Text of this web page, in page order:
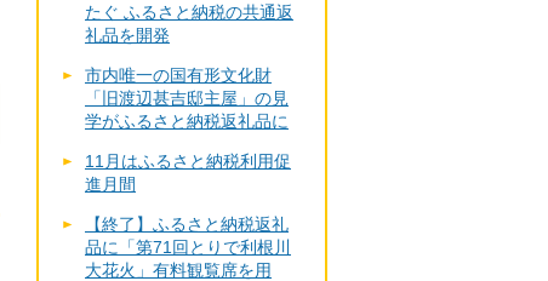
たぐ ふるさと納税の共通返
礼品を開発
市内唯一の国有形文化財
「旧渡辺甚吉邸主屋」の見
学がふるさと納税返礼品に
11月はふるさと納税利用促
進月間
【終了】ふるさと納税返礼
品に「第71回とりで利根川
大花火」有料観覧席を用